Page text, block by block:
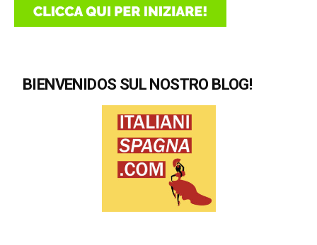
BIENVENIDOS SUL NOSTRO BLOG!